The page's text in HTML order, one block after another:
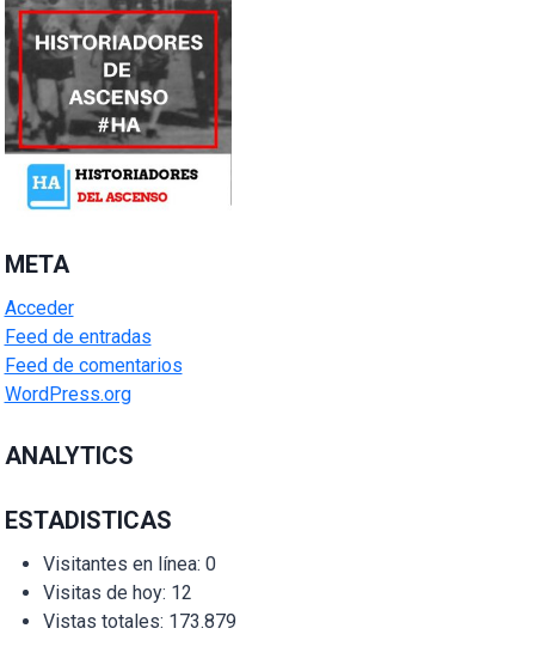
META
Acceder
Feed de entradas
Feed de comentarios
WordPress.org
ANALYTICS
ESTADISTICAS
Visitantes en línea: 0
Visitas de hoy: 12
Vistas totales: 173.879